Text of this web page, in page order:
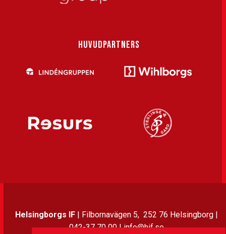
HUVUDPARTNERS
Helsingborgs IF | Filbornavägen 5, 252 76 Helsingborg |
042-37 70 00 | info@hif.se